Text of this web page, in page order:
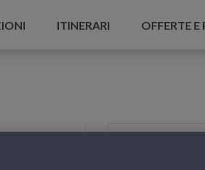
ITINERARI OFFERTE